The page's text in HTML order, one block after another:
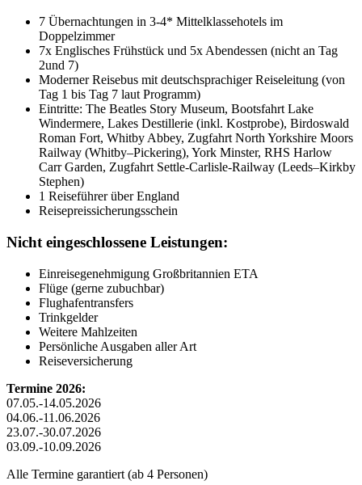
7 Übernachtungen in 3-4* Mittelklassehotels im
Doppelzimmer
7x Englisches Frühstück und 5x Abendessen (nicht an Tag
2und 7)
Moderner Reisebus mit deutschsprachiger Reiseleitung (von
Tag 1 bis Tag 7 laut Programm)
Eintritte: The Beatles Story Museum, Bootsfahrt Lake
Windermere, Lakes Destillerie (inkl. Kostprobe), Birdoswald
Roman Fort, Whitby Abbey, Zugfahrt North Yorkshire Moors
Railway (Whitby–Pickering), York Minster, RHS Harlow
Carr Garden, Zugfahrt Settle-Carlisle-Railway (Leeds–Kirkby
Stephen)
1 Reiseführer über England
Reisepreissicherungsschein
Nicht eingeschlossene Leistungen:
Einreisegenehmigung Großbritannien ETA
Flüge (gerne zubuchbar)
Flughafentransfers
Trinkgelder
Weitere Mahlzeiten
Persönliche Ausgaben aller Art
Reiseversicherung
Termine 2026:
07.05.-14.05.2026
04.06.-11.06.2026
23.07.-30.07.2026
03.09.-10.09.2026
Alle Termine garantiert (ab 4 Personen)